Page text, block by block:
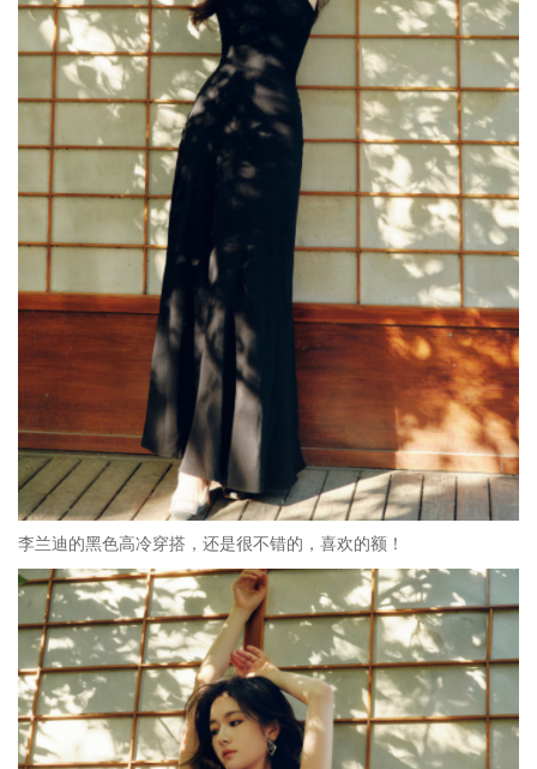
李兰迪的黑色高冷穿搭，还是很不错的，喜欢的额！